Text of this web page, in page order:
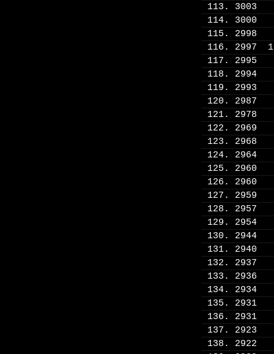
113. 3003
114. 3000
115. 2998
116. 2997
117. 2995
118. 2994
119. 2993
120. 2987
121. 2978
122. 2969
123. 2968
124. 2964
125. 2960
126. 2960
127. 2959
128. 2957
129. 2954
130. 2944
131. 2940
132. 2937
133. 2936
134. 2934
135. 2931
136. 2931
137. 2923
138. 2922